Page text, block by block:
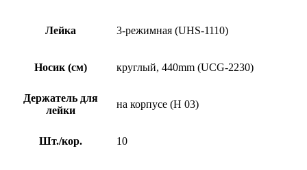
Лейка 3-режимная (UHS-1110)
Носик (см) круглый, 440mm (UCG-2230)
Держатель для
лейки
на корпусе (H 03)
Шт./кор. 10